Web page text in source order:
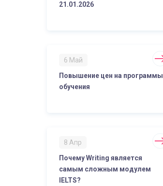
21.01.2026
6 Май
Повышение цен на программы
обучения
8 Апр
Почему Writing является
самым сложным модулем
IELTS?